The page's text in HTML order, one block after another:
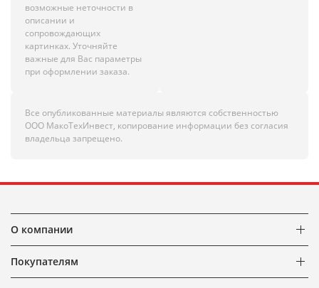
возможные неточности в
описании и
сопровождающих
картинках. Уточняйте
важные для Вас параметры
при оформлении заказа.
Все опубликованные материалы являются собственностью
ООО МакоТехИнвест, копирование информации без согласия
владельца запрещено.
О компании
Покупателям